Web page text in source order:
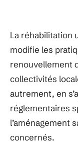
La réhabilitation
modifie les
renouvellement
collectivités
autrement, en
réglementaires
l’aménagement
concernés.